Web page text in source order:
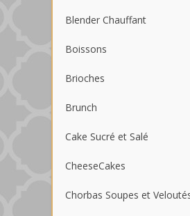
Blender Chauffant
Boissons
Brioches
Brunch
Cake Sucré et Salé
CheeseCakes
Chorbas Soupes et